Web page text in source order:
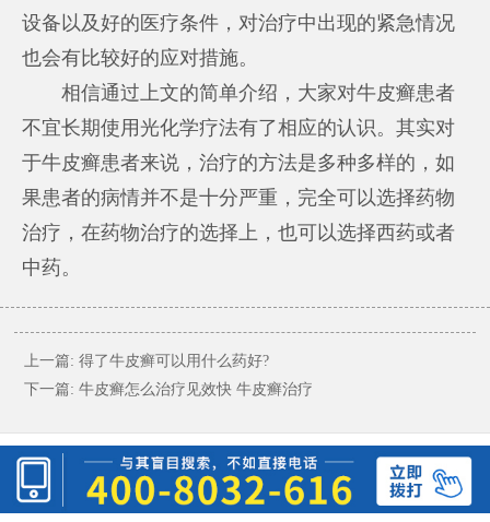
设备以及好的医疗条件，对治疗中出现的紧急情况
也会有比较好的应对措施。
相信通过上文的简单介绍，大家对牛皮癣患者
不宜长期使用光化学疗法有了相应的认识。其实对
于牛皮癣患者来说，治疗的方法是多种多样的，如
果患者的病情并不是十分严重，完全可以选择药物
治疗，在药物治疗的选择上，也可以选择西药或者
中药。
上一篇: 得了牛皮癣可以用什么药好?
下一篇: 牛皮癣怎么治疗见效快 牛皮癣治疗